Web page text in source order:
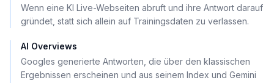
Wenn eine KI Live-Webseiten abruft und ihre Antwort darauf
gründet, statt sich allein auf Trainingsdaten zu verlassen.
AI Overviews
Googles generierte Antworten, die über den klassischen
Ergebnissen erscheinen und aus seinem Index und Gemini